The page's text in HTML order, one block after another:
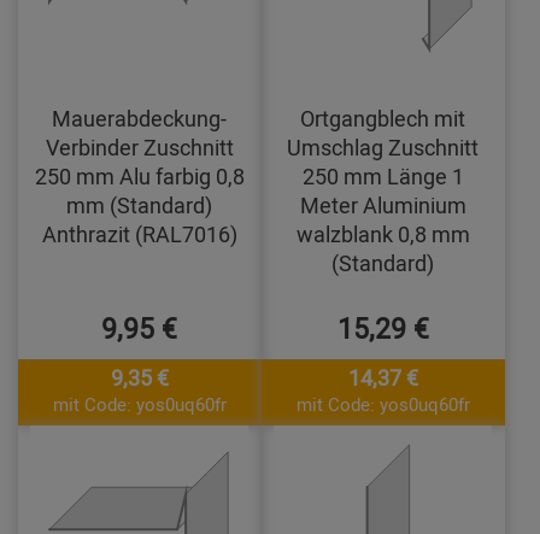
Mauerabdeckung-
Verbinder Zuschnitt
250 mm Alu farbig 0,8
mm (Standard)
Anthrazit (RAL7016)
9,95 €
9,35 €
mit Code: yos0uq60fr
Ortgangblech mit
Umschlag Zuschnitt
250 mm Länge 1
Meter Aluminium
walzblank 0,8 mm
(Standard)
15,29 €
14,37 €
mit Code: yos0uq60fr